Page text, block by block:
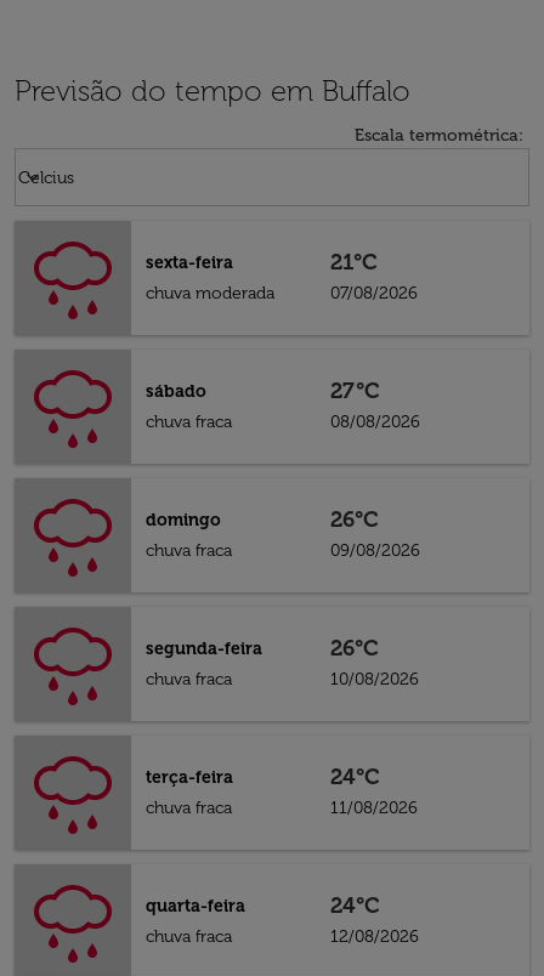
Previsão do tempo em Buffalo
Escala termométrica:
Celcius
keyboard_arrow_down
sexta-feira
chuva moderada
21°C
07/08/2026
sábado
chuva fraca
27°C
08/08/2026
domingo
chuva fraca
26°C
09/08/2026
segunda-feira
chuva fraca
26°C
10/08/2026
terça-feira
chuva fraca
24°C
11/08/2026
quarta-feira
chuva fraca
24°C
12/08/2026